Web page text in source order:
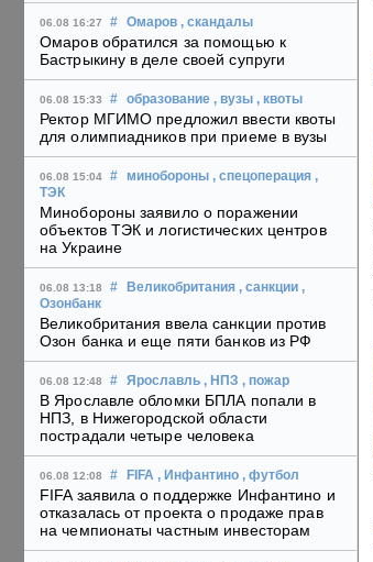
06.08 16:27 # Омаров , скандалы
Омаров обратился за помощью к
Бастрыкину в деле своей супруги
06.08 15:33 # образование , вузы , квоты
Ректор МГИМО предложил ввести квоты
для олимпиадников при приеме в вузы
06.08 15:04 # минобороны , спецоперация ,
ТЭК
Минобороны заявило о поражении
объектов ТЭК и логистических центров
на Украине
06.08 13:18 # Великобритания , санкции ,
Озонбанк
Великобритания ввела санкции против
Озон банка и еще пяти банков из РФ
06.08 12:48 # Ярославль , НПЗ , пожар
В Ярославле обломки БПЛА попали в
НПЗ, в Нижегородской области
пострадали четыре человека
06.08 12:08 # FIFA , Инфантино , футбол
FIFA заявила о поддержке Инфантино и
отказалась от проекта о продаже прав
на чемпионаты частным инвесторам